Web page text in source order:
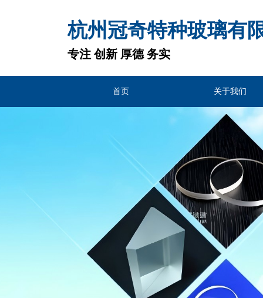
杭州冠奇特种玻璃有
专注 创新 厚德 务实
首页 关于我们